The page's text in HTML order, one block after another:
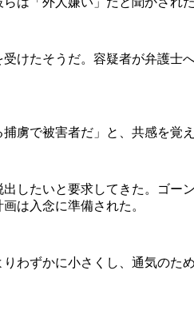
たそうだ。容疑者が弁護士
虜で被害者だ」と、共感を覚え
たいと要求してきた。ゴー
は入念に準備された。
ずかに小さくし、通気のた